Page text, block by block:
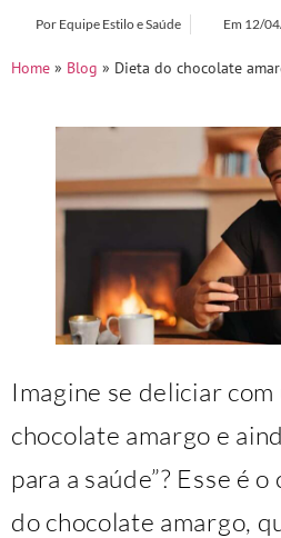
Por Equipe Estilo e Saúde Em 12/
Home » Blog » Dieta do chocolate
Imagine se deliciar
chocolate amargo e
para a saúde”? Esse é
do chocolate amargo,